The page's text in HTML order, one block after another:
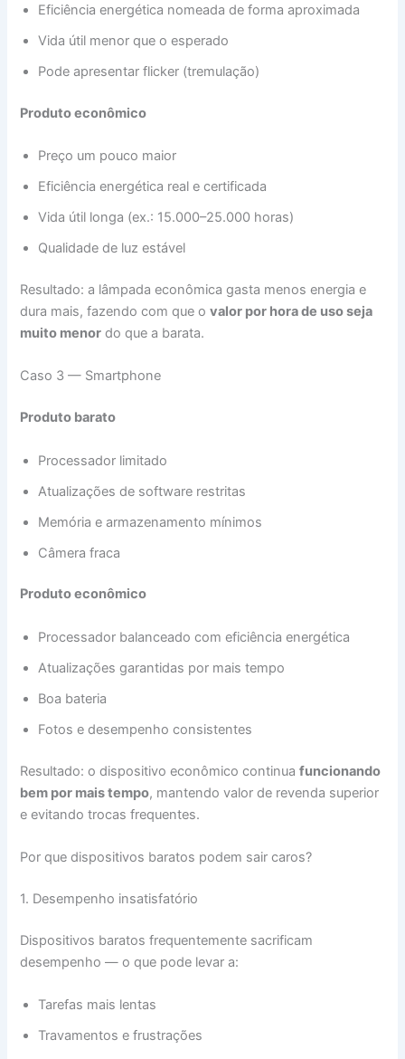
Eficiência energética nomeada de forma aproximada
Vida útil menor que o esperado
Pode apresentar flicker (tremulação)
Produto econômico
Preço um pouco maior
Eficiência energética real e certificada
Vida útil longa (ex.: 15.000–25.000 horas)
Qualidade de luz estável
Resultado: a lâmpada econômica gasta menos energia e
dura mais, fazendo com que ovalor por hora de uso seja
muito menor do que a barata.
Caso 3 — Smartphone
Produto barato
Processador limitado
Atualizações de software restritas
Memória e armazenamento mínimos
Câmera fraca
Produto econômico
Processador balanceado com eficiência energética
Atualizações garantidas por mais tempo
Boa bateria
Fotos e desempenho consistentes
Resultado: o dispositivo econômico continuafuncionando
bem por mais tempo, mantendo valor de revenda superior
e evitando trocas frequentes.
Por que dispositivos baratos podem sair caros?
1. Desempenho insatisfatório
Dispositivos baratos frequentemente sacrificam
desempenho — o que pode levar a:
Tarefas mais lentas
Travamentos e frustrações